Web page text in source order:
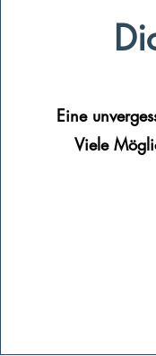
Eine
Viele